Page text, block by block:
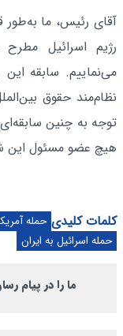
آقای رئیس، ما به‌طور
رژیم اسرائیل
می‌نماییم. سابقه
نظام‌مند حقوق
توجه به چنین
هیچ عضو مسئول این
کلمات کلیدی حمله
حمله اسرائیل به ایران
ما را در پیام